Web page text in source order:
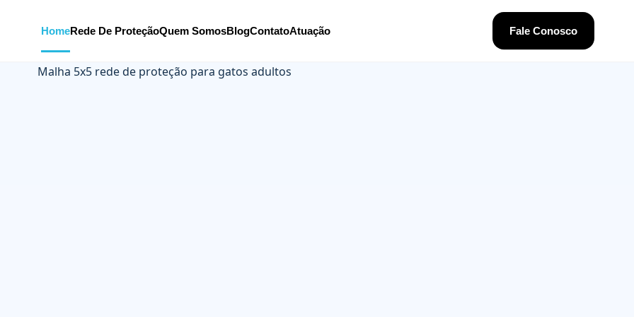
HomeRede De ProteçãoQuem SomosBlogContatoAtuação Fale Conosco